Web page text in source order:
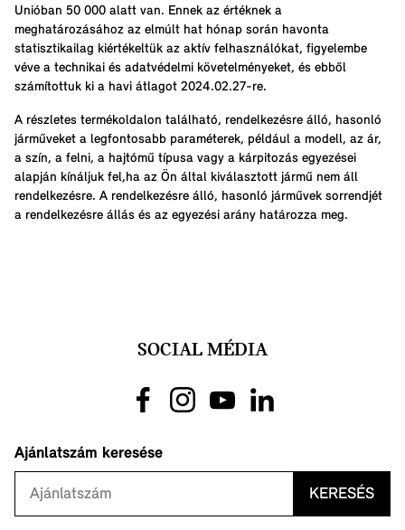
Unióban 50 000 alatt van. Ennek az értéknek a
meghatározásához az elmúlt hat hónap során havonta
statisztikailag kiértékeltük az aktív felhasználókat, figyelembe
véve a technikai és adatvédelmi követelményeket, és ebből
számítottuk ki a havi átlagot 2024.02.27-re.
A részletes termékoldalon található, rendelkezésre álló, hasonló
járműveket a legfontosabb paraméterek, például a modell, az ár,
a szín, a felni, a hajtómű típusa vagy a kárpitozás egyezései
alapján kínáljuk fel,ha az Ön által kiválasztott jármű nem áll
rendelkezésre. A rendelkezésre álló, hasonló járművek sorrendjét
a rendelkezésre állás és az egyezési arány határozza meg.
SOCIAL MÉDIA
Ajánlatszám keresése
KERESÉS